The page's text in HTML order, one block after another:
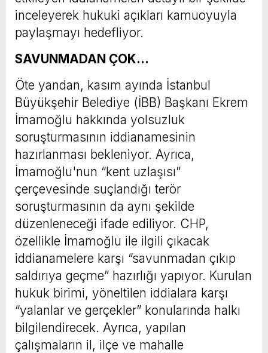
inceleyerek hukuki açıkları kamuoyuyla
paylaşmayı hedefliyor.
SAVUNMADAN ÇOK…
Öte yandan, kasım ayında İstanbul
Büyükşehir Belediye (İBB) Başkanı Ekrem
İmamoğlu hakkında yolsuzluk
soruşturmasının iddianamesinin
hazırlanması bekleniyor. Ayrıca,
İmamoğlu'nun “kent uzlaşısı”
çerçevesinde suçlandığı terör
soruşturmasının da aynı şekilde
düzenleneceği ifade ediliyor. CHP,
özellikle İmamoğlu ile ilgili çıkacak
iddianamelere karşı “savunmadan çıkıp
saldırıya geçme” hazırlığı yapıyor. Kurulan
hukuk birimi, yöneltilen iddialara karşı
“yalanlar ve gerçekler” konularında halkı
bilgilendirecek. Ayrıca, yapılan
çalışmaların il, ilçe ve mahalle